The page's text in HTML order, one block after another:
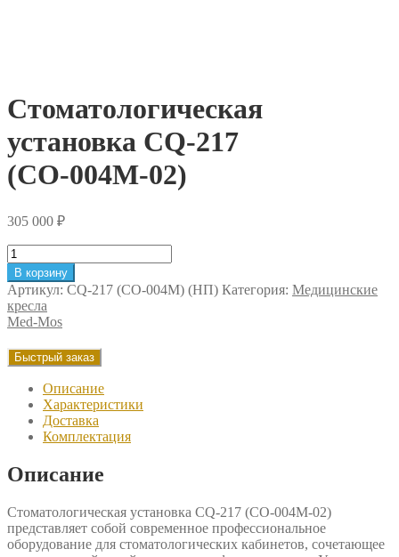
Стоматологическая
установка CQ-217
(СО-004М-02)
305 000 ₽
Количество
товара
Стоматологическая
установка
CQ-
217
(СО-004М-02)
В корзину
Артикул: CQ-217 (CO-004M) (НП) Категория: Медицинские
кресла
Med-Mos
Быстрый заказ
Описание
Характеристики
Доставка
Комплектация
Описание
Стоматологическая установка CQ-217 (СО-004М-02)
представляет собой современное профессиональное
оборудование для стоматологических кабинетов, сочетающее